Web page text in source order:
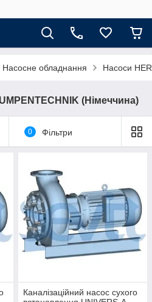
Насосне обладнання Насоси
(Німеччина)
0 Фільтри
Каналізаційний насос сухого